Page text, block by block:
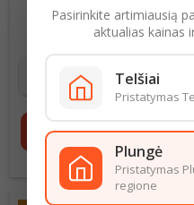
SLUOKSNIŲ
Kaina
0,08 € už 1 vnt
Į krepšelį
Pasirinkite artimiausią
aktualias kainas
Telšiai
Pristatymas
Plungė
Pristatymas
regione